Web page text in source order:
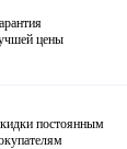
цены
постоянным